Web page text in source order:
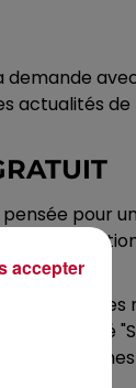
avec
actualités
pour
des
d'obtenir des
accepter